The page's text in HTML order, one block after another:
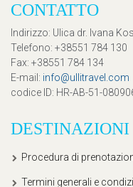
CONTATTO
Indirizzo: Ulica dr. Ivana
Telefono: +38551 784 130
Fax: +38551 784 134
E-mail : info@ullitravel.com
codice ID: HR-AB-51-
DESTINAZIONI
Procedura di
Termini generali e